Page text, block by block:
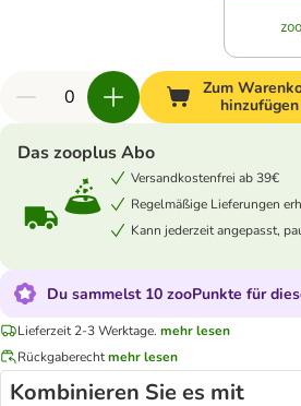
Zum
hinzufügen
Das zooplus Abo
Versandkostenfrei ab 39€
Regelmäßige Lieferungen
Kann jederzeit angepasst,
Du sammelst 10 zooPunkte für
Lieferzeit 2-3 Werktage. mehr lesen
Rückgaberechtmehr lesen
Kombinieren Sie es mit